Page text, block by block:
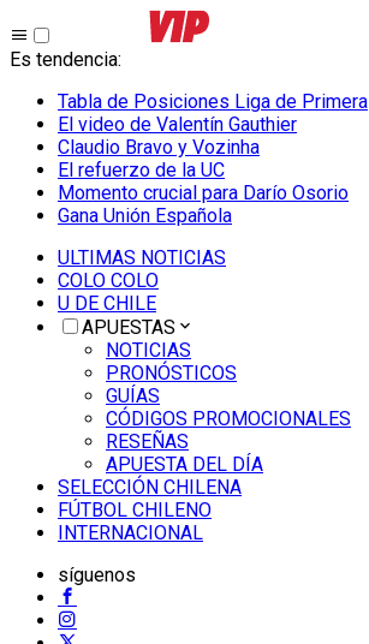
Es tendencia:
Tabla de Posiciones Liga de Primera
El video de Valentín Gauthier
Claudio Bravo y Vozinha
El refuerzo de la UC
Momento crucial para Darío Osorio
Gana Unión Española
ULTIMAS NOTICIAS
COLO COLO
U DE CHILE
APUESTAS
NOTICIAS
PRONÓSTICOS
GUÍAS
CÓDIGOS PROMOCIONALES
RESEÑAS
APUESTA DEL DÍA
SELECCIÓN CHILENA
FÚTBOL CHILENO
INTERNACIONAL
síguenos